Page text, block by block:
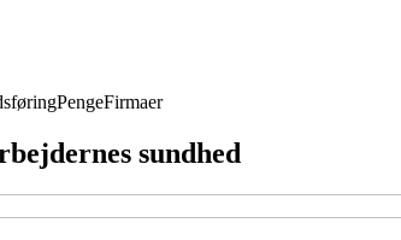
PengeFirmaer
sundhed